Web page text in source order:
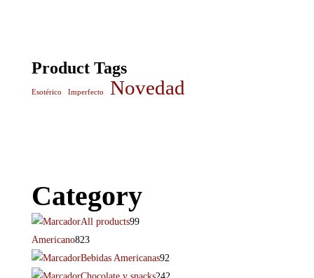
Product Tags
Esotérico Imperfecto Novedad
Category
All products99
Americano823
Bebidas Americanas92